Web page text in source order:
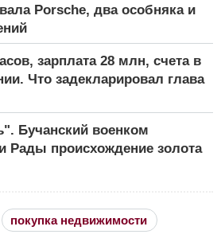
Porsche, два особняка и
зарплата 28 млн, счета в
Что задекларировал глава
Бучанский военком
Рады происхождение золота
покупка недвижимости